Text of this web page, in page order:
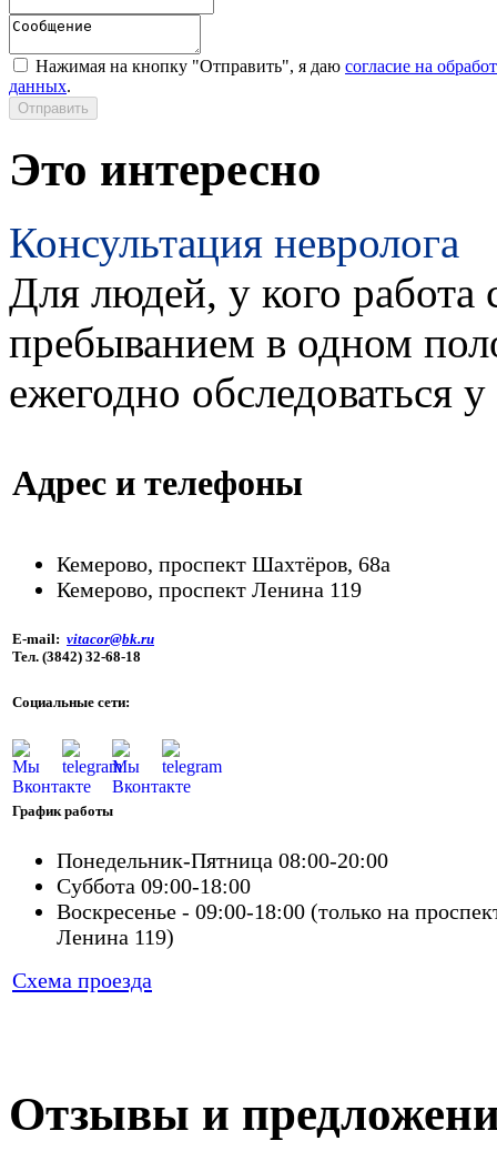
Нажимая на кнопку "Отправить", я даю согласие на
данных.
Это интересно
Консультация невролога
Для людей, у кого работа
пребыванием в одном
ежегодно обследоваться
Адрес и телефоны
Кемерово, проспект Шахтёров, 68а
Кемерово, проспект Ленина 119
E-mail: vitacor@bk.ru
Тел. (3842) 32-68-18
Социальные сети:
График работы
Понедельник-Пятница 08:00-20:00
Суббота 09:00-18:00
Воскресенье - 09:00-18:00 (только на
Ленина 119)
Схема проезда
Отзывы и